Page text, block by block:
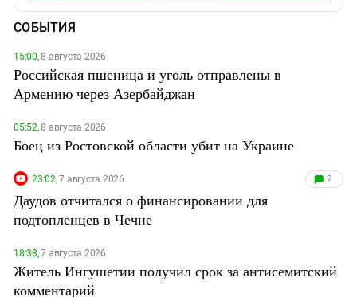
СОБЫТИЯ
15:00,8 августа 2026
Российская пшеница и уголь отправлены в
Армению через Азербайджан
05:52,8 августа 2026
Боец из Ростовской области убит на Украине
23:02,7 августа 2026 2
Даудов отчитался о финансировании для
подтопленцев в Чечне
18:38,7 августа 2026
Житель Ингушетии получил срок за антисемитский
комментарий